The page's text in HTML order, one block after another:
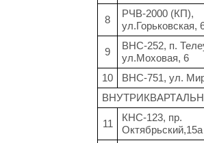
8
РЧВ-2000 (КП),
ул.Горьковская,
9
ВНС-252, п.
ул.Моховая, 6
10
ВНС-751, ул.
11
КНС-123, пр.
Октябрьский,15а